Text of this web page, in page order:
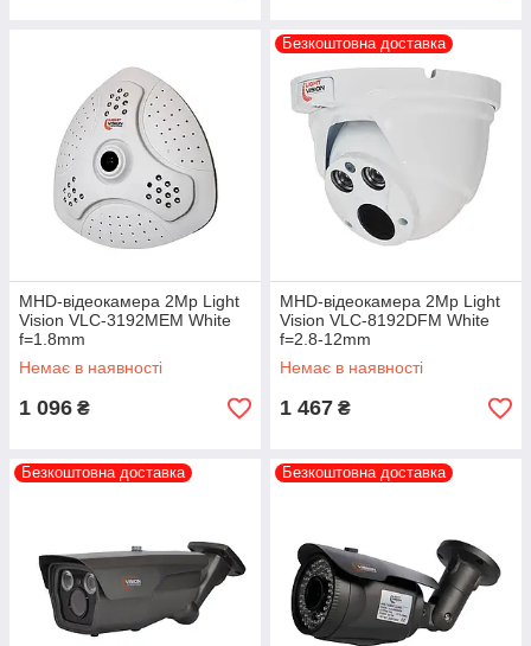
MHD-відеокамера 2Mp Light
Vision VLC-3192MEM White
f=1.8mm
Немає в наявності
1 096 ₴
Безкоштовна доставка
MHD-відеокамера 2Mp Light
Vision VLC-8192DFM White
f=2.8-12mm
Немає в наявності
1 467 ₴
Безкоштовна доставка Безкоштовна доставка